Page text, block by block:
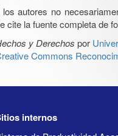
autores no
cite la fuente completa de
y Derechos por
Commons
internos